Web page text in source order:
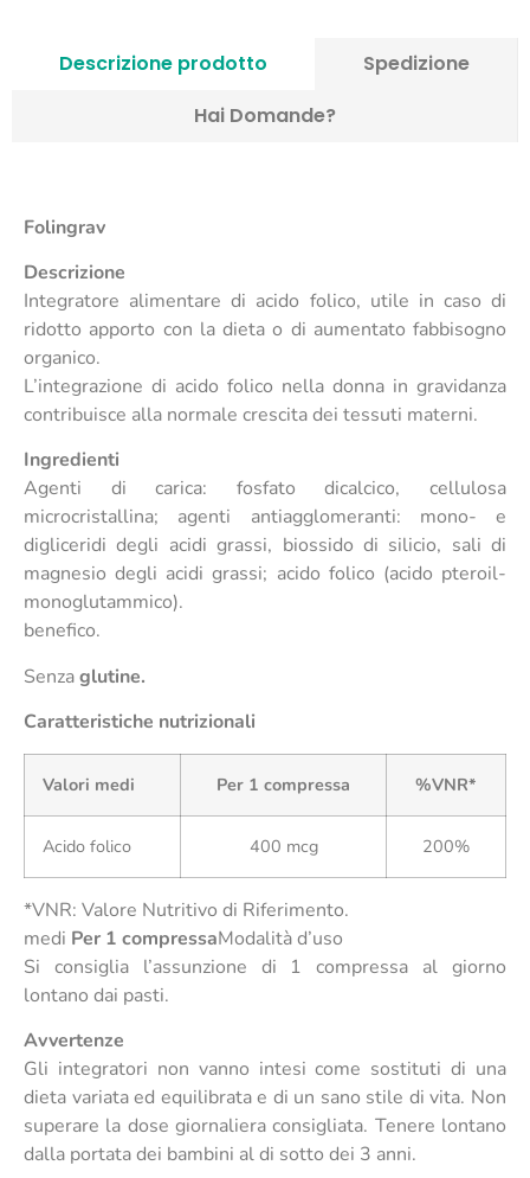
Descrizione prodotto
Spedizione
Hai Domande?
Folingrav
Descrizione
Integratore alimentare di acido folico, utile in caso di
ridotto apporto con la dieta o di aumentato fabbisogno
organico.
L’integrazione di acido folico nella donna in gravidanza
contribuisce alla normale crescita dei tessuti materni.
Ingredienti
Agenti di carica: fosfato dicalcico, cellulosa
microcristallina; agenti antiagglomeranti: mono- e
digliceridi degli acidi grassi, biossido di silicio, sali di
magnesio degli acidi grassi; acido folico (acido pteroil-
monoglutammico).
benefico.
Senzaglutine.
Caratteristiche nutrizionali
Valori medi Per 1 compressa %VNR*
Acido folico 400 mcg 200%
*VNR: Valore Nutritivo di Riferimento.
medi Per 1 compressaModalità d’uso
Si consiglia l’assunzione di 1 compressa al giorno
lontano dai pasti.
Avvertenze
Gli integratori non vanno intesi come sostituti di una
dieta variata ed equilibrata e di un sano stile di vita. Non
superare la dose giornaliera consigliata. Tenere lontano
dalla portata dei bambini al di sotto dei 3 anni.